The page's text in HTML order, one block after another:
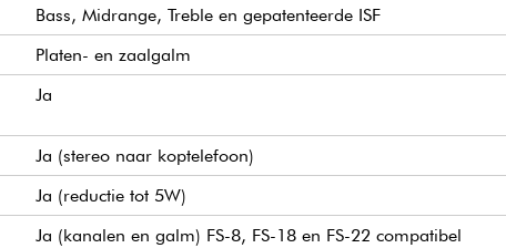
Bass, Midrange, Treble en gepatenteerde ISF
Platen- en zaalgalm
Ja
Ja (stereo naar koptelefoon)
Ja (reductie tot 5W)
Ja (kanalen en galm) FS-8, FS-18 en FS-22 compatibel